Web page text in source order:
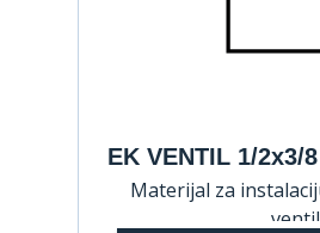
EK VENTIL 1/2x3/
Materijal za